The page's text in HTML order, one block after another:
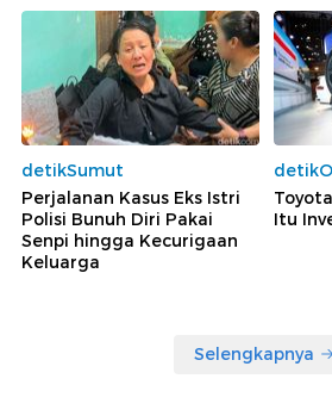
detikSumut
Perjalanan Kasus Eks Istri
Polisi Bunuh Diri Pakai
Senpi hingga Kecurigaan
Keluarga
Itu
Selengkapnya